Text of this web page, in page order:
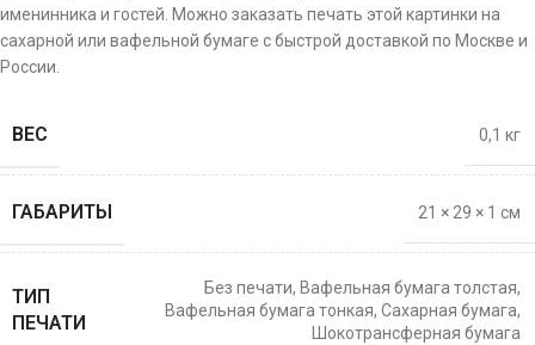
именинника и гостей. Можно заказать печать этой картинки на
сахарной или вафельной бумаге с быстрой доставкой по Москве и
России.
ВЕС 0,1 кг
ГАБАРИТЫ 21 × 29 × 1 см
ТИП
ПЕЧАТИ
Без печати, Вафельная бумага толстая,
Вафельная бумага тонкая, Сахарная бумага,
Шокотрансферная бумага